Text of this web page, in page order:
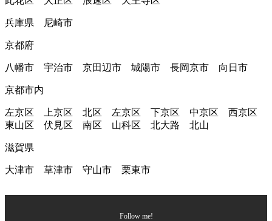
兵庫県 尼崎市
京都府
八幡市 宇治市 京田辺市 城陽市 長岡京市 向日市
京都市内
左京区 上京区 北区 左京区 下京区 中京区 西京区
東山区 伏見区 南区 山科区 北大路 北山
滋賀県
大津市 草津市 守山市 栗東市
Follow me!